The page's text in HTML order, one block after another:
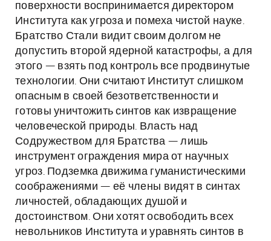
поверхности воспринимается директором
Института как угроза и помеха чистой науке.
Братство Стали видит своим долгом не
допустить второй ядерной катастрофы, а для
этого — взять под контроль все продвинутые
технологии. Они считают Институт слишком
опасным в своей безответственности и
готовы уничтожить синтов как извращение
человеческой природы. Власть над
Содружеством для Братства — лишь
инструмент ограждения мира от научных
угроз. Подземка движима гуманистическими
соображениями — её члены видят в синтах
личностей, обладающих душой и
достоинством. Они хотят освободить всех
невольников Института и уравнять синтов в